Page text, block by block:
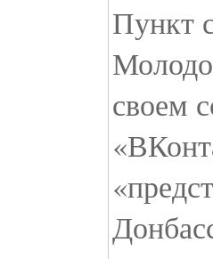
Пункт
своем